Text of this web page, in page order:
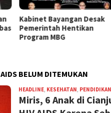
Kabinet Bayangan Desak
Pemerintah Hentikan
Program MBG
BELUM DITEMUKAN
HEADLINE, KESEHATAN, PENDIDIKAN
Miris, 6 Anak di